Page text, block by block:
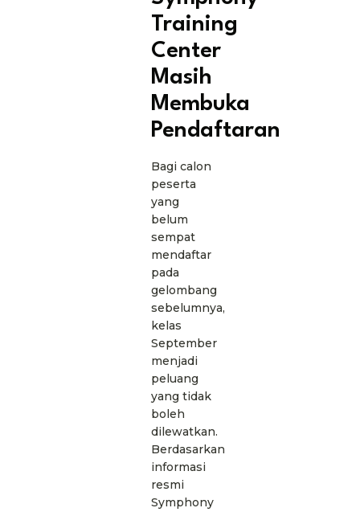
Training
Center
Masih
Membuka
Pendaftaran
Bagi calon
peserta
yang
belum
sempat
mendaftar
pada
gelombang
sebelumnya,
kelas
September
menjadi
peluang
yang tidak
boleh
dilewatkan.
Berdasarkan
informasi
resmi
Symphony